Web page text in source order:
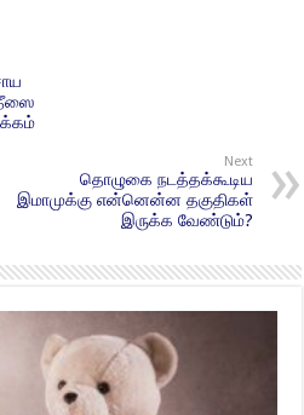
Next
தொழுகை நடத்தக்கூடிய
இமாமுக்கு என்னென்ன தகுதிகள்
இருக்க வேண்டும்?